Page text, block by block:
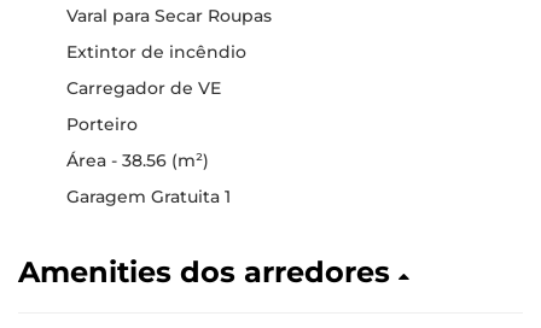
Varal para Secar Roupas
Extintor de incêndio
Carregador de VE
Porteiro
Área - 38.56 (m²)
Garagem Gratuita 1
Amenities dos arredores